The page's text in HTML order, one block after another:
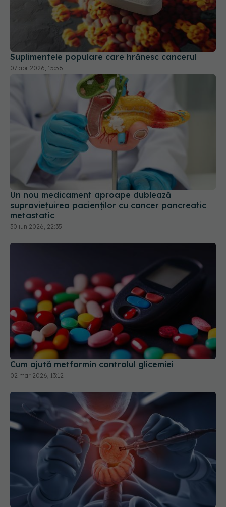
Suplimentele populare care hrănesc cancerul
07 apr 2026, 15:56
Un nou medicament aproape dublează
supraviețuirea pacienților cu cancer pancreatic
metastatic
30 iun 2026, 22:35
Cum ajută metformin controlul glicemiei
02 mar 2026, 13:12